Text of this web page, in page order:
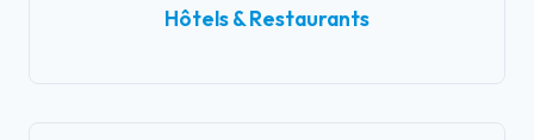
Hôtels & Restaurants